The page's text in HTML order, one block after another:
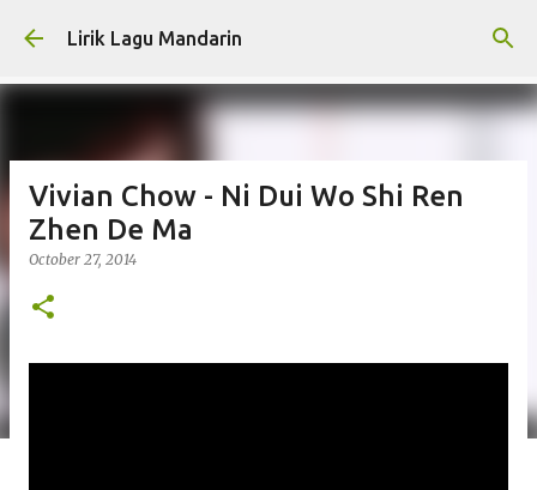
Skip to main content
Lirik Lagu Mandarin
Vivian Chow - Ni Dui Wo Shi Ren
Zhen De Ma
October 27, 2014